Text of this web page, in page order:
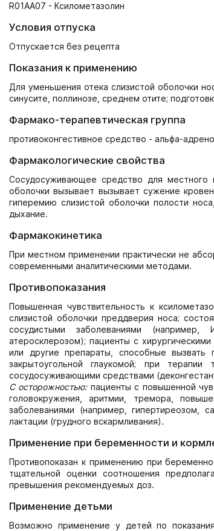
R01AA07 - Ксилометазолин
Условия отпуска
Отпускается без рецепта
Показания к применению
Для уменьшения отека слизистой оболочки
синусите, поллинозе, среднем отите;
Фармако-терапевтическая группа
противоконгестивное средство - альфа-
Фармакологические свойства
Сосудосуживающее средство для местного
оболочки вызывает вызывает сужение
гиперемию слизистой оболочки полости
дыхание.
Фармакокинетика
При местном применении практически не
современными аналитическими методами.
Противопоказания
Повышенная чувствительность к
слизистой оболочки преддверия носа;
сосудистыми заболеваниями (например,
атеросклерозом); пациенты с
или другие препараты, способные
закрытоугольной глаукомой; при терапии
сосудосуживающими средствами
С осторожностью:пациенты с повышенной
головокружения, аритмии, тремора,
заболеваниями (например, гипертиреозом,
лактации (грудного вскармливания).
Применение при беременности и
Противопоказан к применению при
тщательной оценки соотношения
превышения рекомендуемых доз.
Применение детьми
Возможно применение у детей по